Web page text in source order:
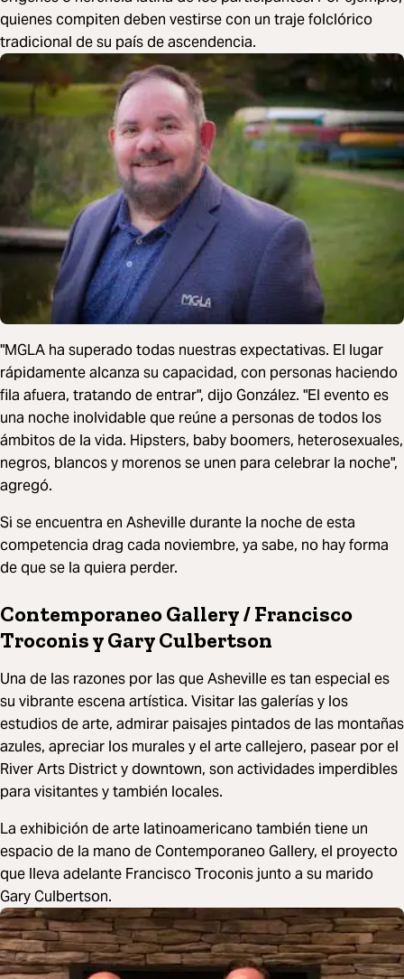
quienes compiten deben vestirse con un traje folclórico
tradicional de su país de ascendencia.
"MGLA ha superado todas nuestras expectativas. El lugar
rápidamente alcanza su capacidad, con personas haciendo
fila afuera, tratando de entrar", dijo González. "El evento es
una noche inolvidable que reúne a personas de todos los
ámbitos de la vida. Hipsters, baby boomers, heterosexuales,
negros, blancos y morenos se unen para celebrar la noche",
agregó.
Si se encuentra en Asheville durante la noche de esta
competencia drag cada noviembre, ya sabe, no hay forma
de que se la quiera perder.
Contemporaneo Gallery / Francisco
Troconis y Gary Culbertson
Una de las razones por las que Asheville es tan especial es
su vibrante escena artística. Visitar las galerías y los
estudios de arte, admirar paisajes pintados de las montañas
azules, apreciar los murales y el arte callejero, pasear por el
River Arts District y downtown, son actividades imperdibles
para visitantes y también locales.
La exhibición de arte latinoamericano también tiene un
espacio de la mano de Contemporaneo Gallery, el proyecto
que lleva adelante Francisco Troconis junto a su marido
Gary Culbertson.